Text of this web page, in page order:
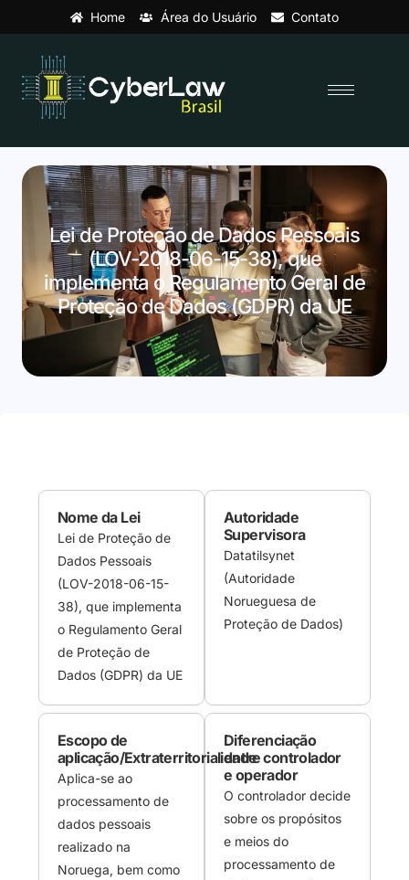
Home Área do Usuário Contato
Lei de Proteção de Dados Pessoais
(LOV-2018-06-15-38), que
implementa o Regulamento Geral de
Proteção de Dados (GDPR) da UE
Nome da Lei
Lei de Proteção de
Dados Pessoais
(LOV-2018-06-15-
38), que implementa
o Regulamento Geral
de Proteção de
Dados (GDPR) da UE
Autoridade
Supervisora
Datatilsynet
(Autoridade
Norueguesa de
Proteção de Dados)
Escopo de
aplicação/Extraterritorialidade
Aplica-se ao
processamento de
dados pessoais
realizado na
Noruega, bem como
Diferenciação
entre controlador
e operador
O controlador decide
sobre os propósitos
e meios do
processamento de